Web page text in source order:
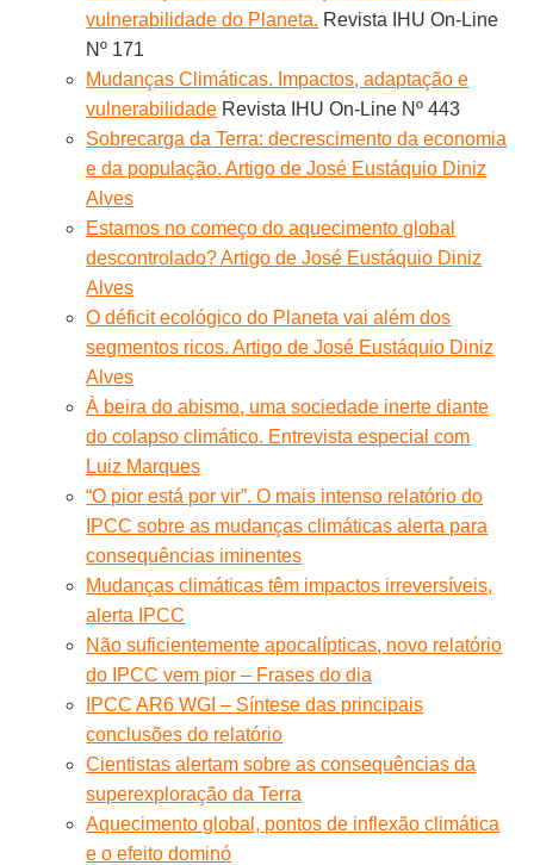
vulnerabilidade do Planeta. Revista IHU On-Line
Nº 171
Mudanças Climáticas. Impactos, adaptação e
vulnerabilidade Revista IHU On-Line Nº 443
Sobrecarga da Terra: decrescimento da economia
e da população. Artigo de José Eustáquio Diniz
Alves
Estamos no começo do aquecimento global
descontrolado? Artigo de José Eustáquio Diniz
Alves
O déficit ecológico do Planeta vai além dos
segmentos ricos. Artigo de José Eustáquio Diniz
Alves
À beira do abismo, uma sociedade inerte diante
do colapso climático. Entrevista especial com
Luiz Marques
“O pior está por vir”. O mais intenso relatório do
IPCC sobre as mudanças climáticas alerta para
consequências iminentes
Mudanças climáticas têm impactos irreversíveis,
alerta IPCC
Não suficientemente apocalípticas, novo relatório
do IPCC vem pior – Frases do dia
IPCC AR6 WGI – Síntese das principais
conclusões do relatório
Cientistas alertam sobre as consequências da
superexploração da Terra
Aquecimento global, pontos de inflexão climática
e o efeito dominó